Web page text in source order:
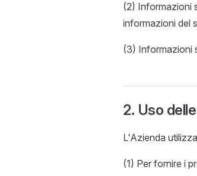
(2) Informazioni
informazioni del
(3) Informazioni
2. Uso
L'Azienda
(1) Per fornire i